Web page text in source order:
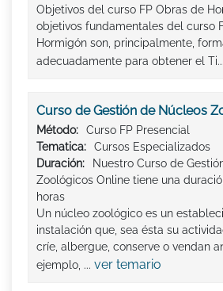
Objetivos del curso FP Obras de
objetivos fundamentales del curso
Hormigón son, principalmente,
adecuadamente para obtener el Ti...
Curso de Gestión de Núcleos
Método:
Curso FP Presencial
Tematica:
Cursos Especializados
Duración:
Nuestro Curso de
Zoológicos Online tiene una
horas
Un núcleo zoológico es un
instalación que, sea ésta su
críe, albergue, conserve o vendan
ejemplo, ... ver temario